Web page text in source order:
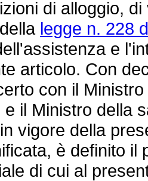
di alloggio,
legge n. 228
e
articolo. Con
con il
il Ministro della
vigore della
è definito
di cui al